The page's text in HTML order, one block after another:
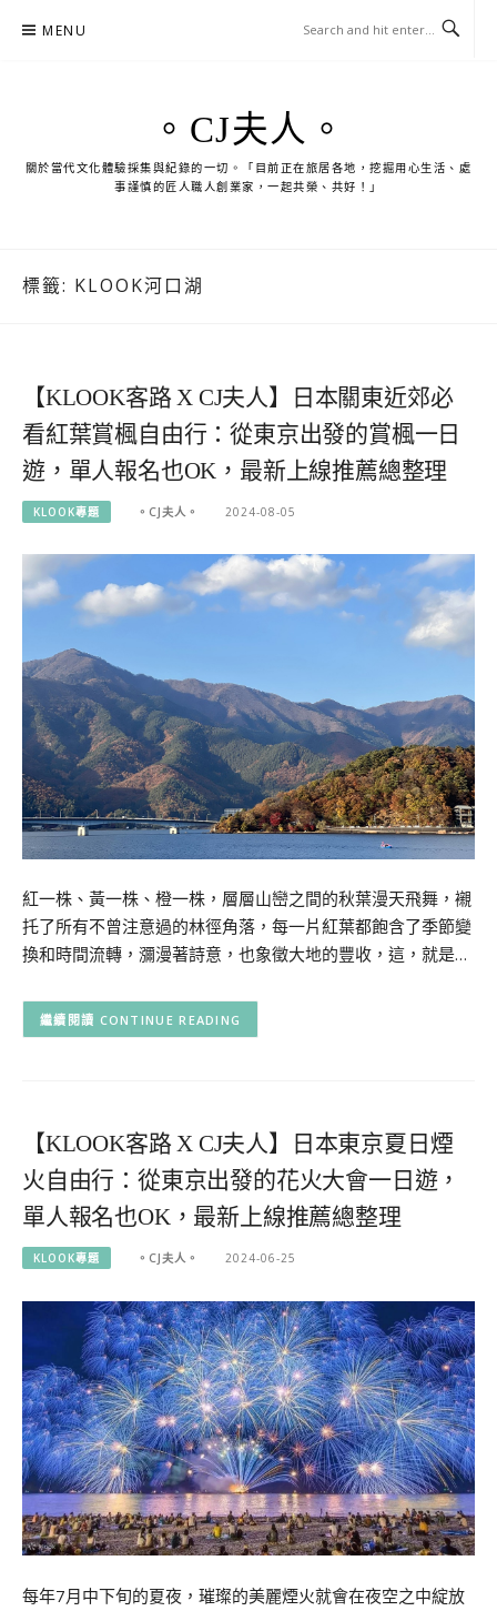
MENU
。CJ夫人。
關於當代文化體驗採集與紀錄的一切。「目前正在旅居各地，挖掘用心生活、處
事謹慎的匠人職人創業家，一起共榮、共好！」
標籤: KLOOK河口湖
【KLOOK客路 X CJ夫人】日本關東近郊必
看紅葉賞楓自由行：從東京出發的賞楓一日
遊，單人報名也OK，最新上線推薦總整理
KLOOK專題 。CJ夫人。 2024-08-05
紅一株、黃一株、橙一株，層層山巒之間的秋葉漫天飛舞，襯
托了所有不曾注意過的林徑角落，每一片紅葉都飽含了季節變
換和時間流轉，瀰漫著詩意，也象徵大地的豐收，這，就是…
CONTINUE READING
【KLOOK客路 X CJ夫人】日本東京夏日煙
火自由行：從東京出發的花火大會一日遊，
單人報名也OK，最新上線推薦總整理
KLOOK專題 。CJ夫人。 2024-06-25
每年7月中下旬的夏夜，璀璨的美麗煙火就會在夜空之中綻放